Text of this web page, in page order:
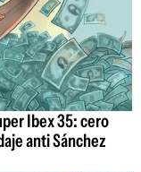
Ibex 35: cero
anti Sánchez